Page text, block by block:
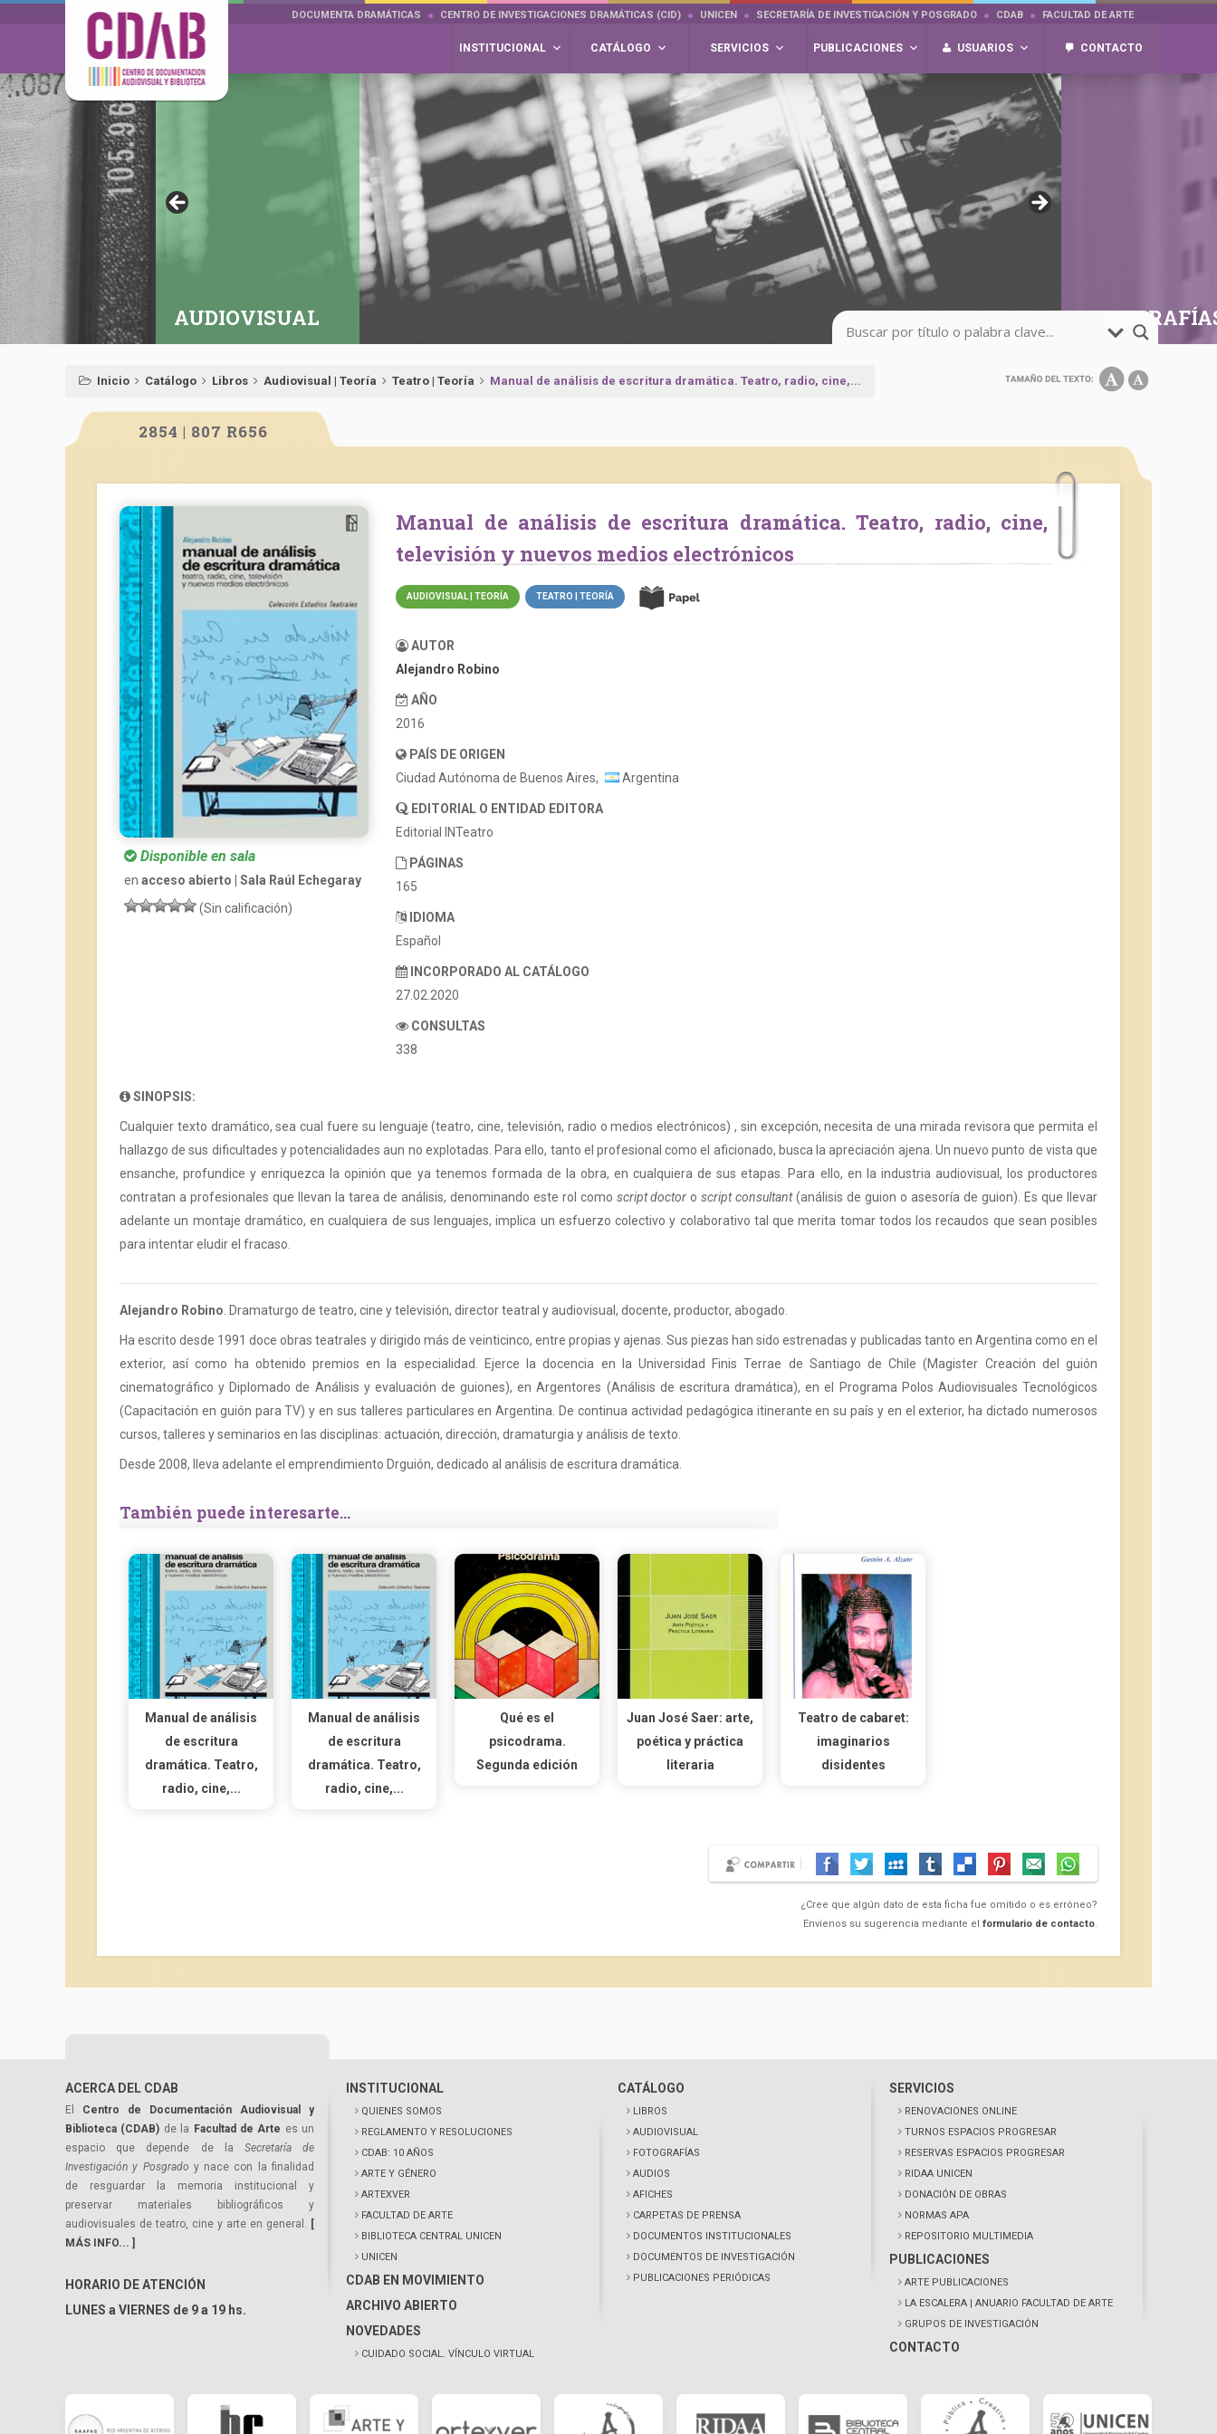
DOCUMENTA DRAMÁTICAS CENTRO DE INVESTIGACIONES DRAMÁTICAS (CID) UNICEN SECRETARÍA DE INVESTIGACIÓN Y POSGRADO CDAB FACULTAD DE ARTE
INSTITUCIONAL CATÁLOGO SERVICIOS PUBLICACIONES USUARIOS CONTACTO
AUDIOVISUAL
Inicio Catálogo Libros Audiovisual | Teoría Teatro | Teoría Manual de análisis de escritura dramática. Teatro, radio, cine,...
2854 | 807 R656
Disponible en sala
en acceso abierto | Sala Raúl Echegaray
(Sin calificación)
Manual de análisis de escritura dramática. Teatro, radio, cine,
televisión y nuevos medios electrónicos
AUDIOVISUAL | TEORÍA TEATRO | TEORÍA
AUTOR
Alejandro Robino
AÑO
2016
PAÍS DE ORIGEN
Ciudad Autónoma de Buenos Aires,
Argentina
EDITORIAL O ENTIDAD EDITORA
Editorial INTeatro
PÁGINAS
165
IDIOMA
Español
INCORPORADO AL CATÁLOGO
27.02.2020
CONSULTAS
338
SINOPSIS:
Cualquier texto dramático, sea cual fuere su lenguaje (teatro, cine, televisión, radio o medios electrónicos) , sin excepción, necesita de una mirada revisora que permita el
hallazgo de sus dificultades y potencialidades aun no explotadas. Para ello, tanto el profesional como el aficionado, busca la apreciación ajena. Un nuevo punto de vista que
ensanche, profundice y enriquezca la opinión que ya tenemos formada de la obra, en cualquiera de sus etapas. Para ello, en la industria audiovisual, los productores
contratan a profesionales que llevan la tarea de análisis, denominando este rol como script doctor oscript consultant(análisis de guion o asesoría de guion). Es que llevar
adelante un montaje dramático, en cualquiera de sus lenguajes, implica un esfuerzo colectivo y colaborativo tal que merita tomar todos los recaudos que sean posibles
para intentar eludir el fracaso.
Alejandro Robino . Dramaturgo de teatro, cine y televisión, director teatral y audiovisual, docente, productor, abogado.
Ha escrito desde 1991 doce obras teatrales y dirigido más de veinticinco, entre propias y ajenas. Sus piezas han sido estrenadas y publicadas tanto en Argentina como en el
exterior, así como ha obtenido premios en la especialidad. Ejerce la docencia en la Universidad Finis Terrae de Santiago de Chile (Magister Creación del guión
cinematográfico y Diplomado de Análisis y evaluación de guiones), en Argentores (Análisis de escritura dramática), en el Programa Polos Audiovisuales Tecnológicos
(Capacitación en guión para TV) y en sus talleres particulares en Argentina. De continua actividad pedagógica itinerante en su país y en el exterior, ha dictado numerosos
cursos, talleres y seminarios en las disciplinas: actuación, dirección, dramaturgia y análisis de texto.
Desde 2008, lleva adelante el emprendimiento Drguión, dedicado al análisis de escritura dramática.
También puede interesarte...
Manual de análisis
de escritura
dramática. Teatro,
radio, cine,...
Manual de análisis
de escritura
dramática. Teatro,
radio, cine,...
Qué es el
psicodrama.
Segunda edición
Juan José Saer: arte,
poética y práctica
literaria
Teatro de cabaret:
imaginarios
disidentes
¿Cree que algún dato de esta ficha fue omitido o es erróneo?
Envíenos su sugerencia mediante el formulario de contacto.
ACERCA DEL CDAB
El Centro de Documentación Audiovisual y
Biblioteca (CDAB) de la Facultad de Arte es un
espacio que depende de la Secretaría de
Investigación y Posgrado y nace con la finalidad
de resguardar la memoria institucional y
preservar materiales bibliográficos y
audiovisuales de teatro, cine y arte en general. [
MÁS INFO... ]
HORARIO DE ATENCIÓN
LUNES a VIERNES de 9 a 19 hs.
INSTITUCIONAL
QUIENES SOMOS
REGLAMENTO Y RESOLUCIONES
CDAB: 10 AÑOS
ARTE Y GÉNERO
ARTEXVER
FACULTAD DE ARTE
BIBLIOTECA CENTRAL UNICEN
UNICEN
CDAB EN MOVIMIENTO
ARCHIVO ABIERTO
NOVEDADES
CUIDADO SOCIAL. VÍNCULO VIRTUAL
CATÁLOGO
LIBROS
AUDIOVISUAL
FOTOGRAFÍAS
AUDIOS
AFICHES
CARPETAS DE PRENSA
DOCUMENTOS INSTITUCIONALES
DOCUMENTOS DE INVESTIGACIÓN
PUBLICACIONES PERIÓDICAS
SERVICIOS
RENOVACIONES ONLINE
TURNOS ESPACIOS PROGRESAR
RESERVAS ESPACIOS PROGRESAR
RIDAA UNICEN
DONACIÓN DE OBRAS
NORMAS APA
REPOSITORIO MULTIMEDIA
PUBLICACIONES
ARTE PUBLICACIONES
LA ESCALERA | ANUARIO FACULTAD DE ARTE
GRUPOS DE INVESTIGACIÓN
CONTACTO